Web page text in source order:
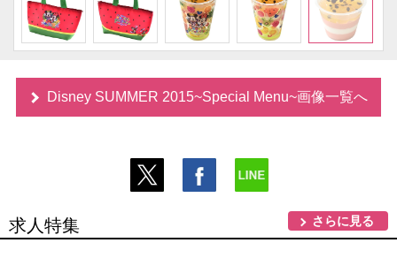
Disney SUMMER 2015~Special Menu~画像一覧へ
求人特集 さらに見る